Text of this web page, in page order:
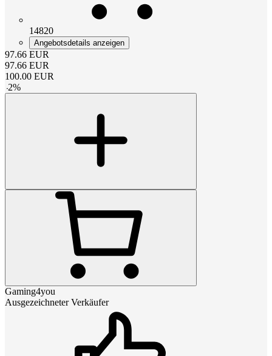
14820
Angebotsdetails anzeigen
97.66 EUR
97.66 EUR
100.00 EUR
-2%
Gaming4you
Ausgezeichneter Verkäufer